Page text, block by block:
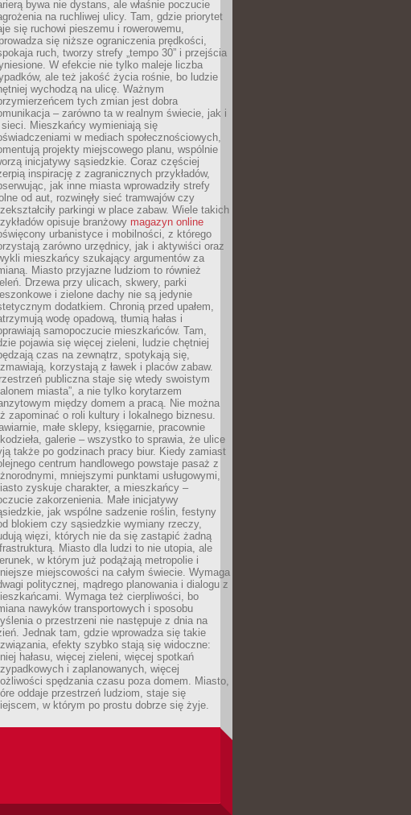
bywa nie dystans, ale właśnie poczucie
na ruchliwej ulicy. Tam, gdzie priorytet
się ruchowi pieszemu i rowerowemu,
się niższe ograniczenia prędkości,
ruch, tworzy strefy „tempo 30” i przejścia
W efekcie nie tylko maleje liczba
ale też jakość życia rośnie, bo ludzie
wychodzą na ulicę. Ważnym
tych zmian jest dobra
– zarówno ta w realnym świecie, jak i
Mieszkańcy wymieniają się
w mediach społecznościowych,
projekty miejscowego planu, wspólnie
inicjatywy sąsiedzkie. Coraz częściej
inspirację z zagranicznych przykładów,
jak inne miasta wprowadziły strefy
od aut, rozwinęły sieć tramwajów czy
parkingi w place zabaw. Wiele takich
opisuje branżowy magazyn online
urbanistyce i mobilności, z którego
zarówno urzędnicy, jak i aktywiści oraz
mieszkańcy szukający argumentów za
Miasto przyjazne ludziom to również
Drzewa przy ulicach, skwery, parki
i zielone dachy nie są jedynie
dodatkiem. Chronią przed upałem,
wodę opadową, tłumią hałas i
samopoczucie mieszkańców. Tam,
pojawia się więcej zieleni, ludzie chętniej
czas na zewnątrz, spotykają się,
korzystają z ławek i placów zabaw.
publiczna staje się wtedy swoistym
miasta”, a nie tylko korytarzem
między domem a pracą. Nie można
zapominać o roli kultury i lokalnego biznesu.
małe sklepy, księgarnie, pracownie
galerie – wszystko to sprawia, że ulice
także po godzinach pracy biur. Kiedy zamiast
centrum handlowego powstaje pasaż z
mniejszymi punktami usługowymi,
zyskuje charakter, a mieszkańcy –
zakorzenienia. Małe inicjatywy
jak wspólne sadzenie roślin, festyny
blokiem czy sąsiedzkie wymiany rzeczy,
więzi, których nie da się zastąpić żadną
Miasto dla ludzi to nie utopia, ale
w którym już podążają metropolie i
miejscowości na całym świecie. Wymaga
politycznej, mądrego planowania i dialogu z
Wymaga też cierpliwości, bo
nawyków transportowych i sposobu
o przestrzeni nie następuje z dnia na
Jednak tam, gdzie wprowadza się takie
efekty szybko stają się widoczne:
hałasu, więcej zieleni, więcej spotkań
i zaplanowanych, więcej
spędzania czasu poza domem. Miasto,
oddaje przestrzeń ludziom, staje się
w którym po prostu dobrze się żyje.